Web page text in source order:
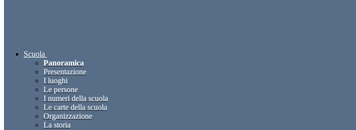
Scuola
Panoramica
Presentazione
I luoghi
Le persone
I numeri della scuola
Le carte della scuola
Organizzazione
La storia